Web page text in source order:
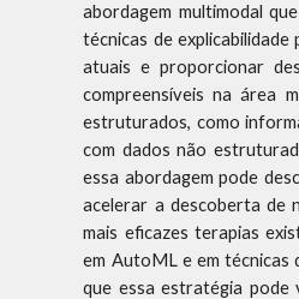
abordagem multimodal
técnicas de
atuais e proporcionar
compreensíveis na área
estruturados, como
com dados não
essa abordagem pode
acelerar a descoberta de
mais eficazes terapias
em AutoML e em técnicas
que essa estratégia pode